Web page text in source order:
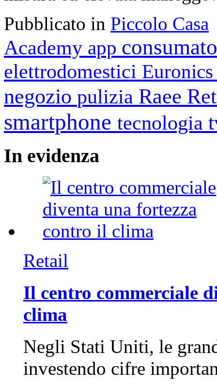
Pubblicato in Piccolo Casa
Academy app
elettrodomestici
negozio pulizia Raee
smartphone tecnologia
In evidenza
Retail
Il centro commerciale
clima
Negli Stati Uniti, le
investendo cifre